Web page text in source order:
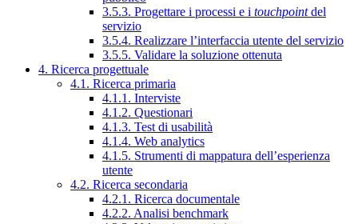
3.5.3. Progettare i processi e i touchpointdel
servizio
3.5.4. Realizzare l’interfaccia utente del servizio
3.5.5. Validare la soluzione ottenuta
4. Ricerca progettuale
4.1. Ricerca primaria
4.1.1. Interviste
4.1.2. Questionari
4.1.3. Test di usabilità
4.1.4. Web analytics
4.1.5. Strumenti di mappatura dell’esperienza
utente
4.2. Ricerca secondaria
4.2.1. Ricerca documentale
4.2.2. Analisi benchmark